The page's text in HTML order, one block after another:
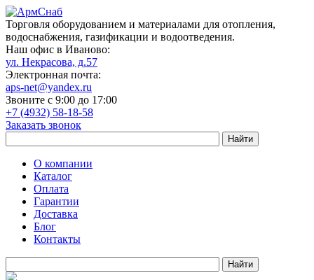
Торговля оборудованием и материалами для отопления,
водоснабжения, газификации и водоотведения.
Наш офис в Иваново:
ул. Некрасова, д.57
Электронная почта:
aps-net@yandex.ru
Звоните с 9:00 до 17:00
+7 (4932) 58-18-58
Заказать звонок
О компании
Каталог
Оплата
Гарантии
Доставка
Блог
Контакты